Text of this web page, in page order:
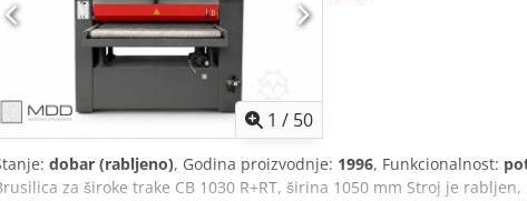
1 / 50
dobar (rabljeno), Godina proizvodnje: 1996, Funkcionalnost:
za široke trake CB 1030 R+RT, širina 1050 mm Stroj je